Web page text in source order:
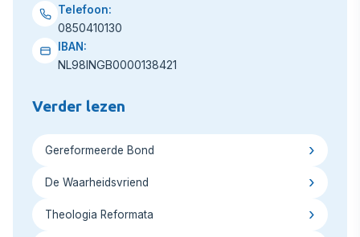
Telefoon:
0850410130
IBAN:
NL98INGB0000138421
Verder lezen
Gereformeerde Bond
De Waarheidsvriend
Theologia Reformata